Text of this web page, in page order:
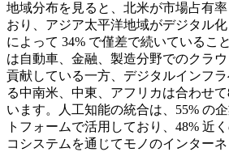
地域分布を見ると、北米が市場占有
おり、アジア太平洋地域がデジタル
によって 34% で僅差で続いているこ
は自動車、金融、製造分野でのクラ
貢献している一方、デジタルインフ
る中南米、中東、アフリカは合わせ
います。人工知能の統合は、55% の
トフォームで活用しており、48% 近
コシステムを通じてモノのインター